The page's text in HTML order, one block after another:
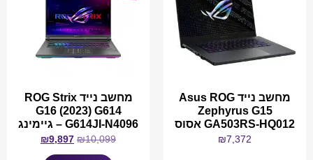
מחשב נייד Asus ROG
Zephyrus G15
GA503RS-HQ012 אסוס
₪7,372
מחשב נייד ROG Strix
G16 (2023) G614
G614JI-N4096 – גיימינג
₪10,099
₪9,897